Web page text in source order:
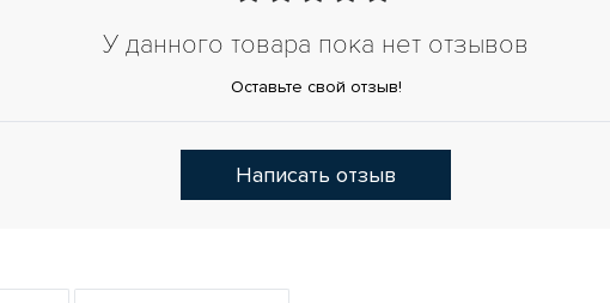
У данного товара пока нет отзывов
Оставьте свой отзыв!
Написать отзыв